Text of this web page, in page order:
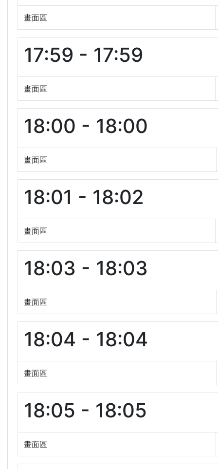
畫面區
17:59 - 17:59
畫面區
18:00 - 18:00
畫面區
18:01 - 18:02
畫面區
18:03 - 18:03
畫面區
18:04 - 18:04
畫面區
18:05 - 18:05
畫面區